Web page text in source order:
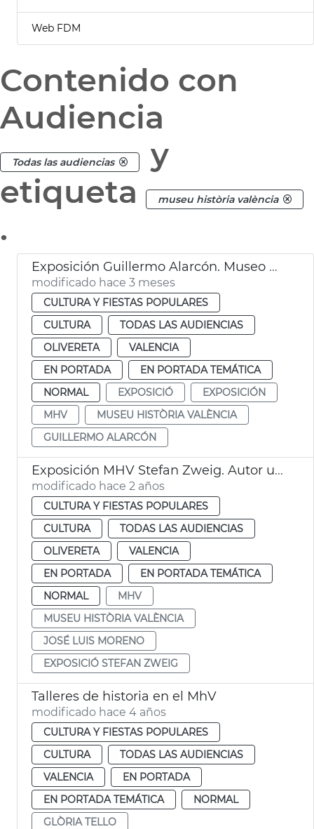
Web FDM
Contenido con
Audiencia
Todas las audiencias
y
etiqueta
museu història valència
.
Exposición Guillermo Alarcón. Museo Historia València MHV
modificado hace 3 meses
CULTURA Y FIESTAS POPULARES
CULTURA
TODAS LAS AUDIENCIAS
OLIVERETA
VALENCIA
EN PORTADA
EN PORTADA TEMÁTICA
NORMAL
EXPOSICIÓ
EXPOSICIÓN
MHV
MUSEU HISTÒRIA VALÈNCIA
GUILLERMO ALARCÓN
Exposición MHV Stefan Zweig. Autor universal
modificado hace 2 años
CULTURA Y FIESTAS POPULARES
CULTURA
TODAS LAS AUDIENCIAS
OLIVERETA
VALENCIA
EN PORTADA
EN PORTADA TEMÁTICA
NORMAL
MHV
MUSEU HISTÒRIA VALÈNCIA
JOSÉ LUIS MORENO
EXPOSICIÓ STEFAN ZWEIG
Talleres de historia en el MhV
modificado hace 4 años
CULTURA Y FIESTAS POPULARES
CULTURA
TODAS LAS AUDIENCIAS
VALENCIA
EN PORTADA
EN PORTADA TEMÁTICA
NORMAL
GLÒRIA TELLO